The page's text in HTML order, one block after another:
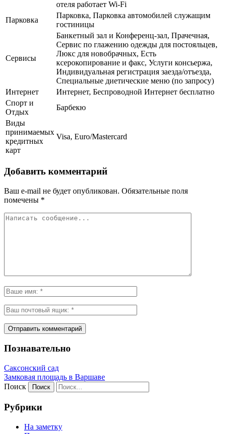
отеля работает Wi-Fi
Парковка
Парковка, Парковка автомобилей служащим
гостиницы
Сервисы
Банкетный зал и Конференц-зал, Прачечная,
Сервис по глажению одежды для постояльцев,
Люкс для новобрачных, Есть
ксерокопирование и факс, Услуги консьержа,
Индивидуальная регистрация заезда/отъезда,
Специальные диетические меню (по запросу)
Интернет
Интернет, Беспроводной Интернет бесплатно
Спорт и
Отдых
Барбекю
Виды
принимаемых
кредитных
карт
Visa, Euro/Mastercard
Добавить комментарий
Ваш e-mail не будет опубликован. Обязательные поля
помечены *
Познавательно
Саксонский сад
Замковая площадь в Варшаве
Поиск
Рубрики
На заметку